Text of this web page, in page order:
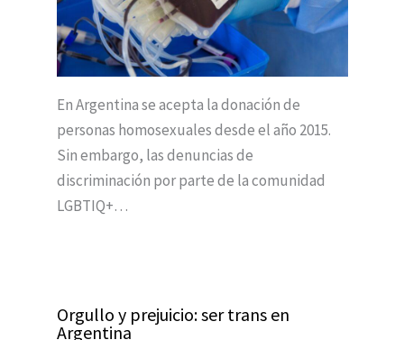
En Argentina se acepta la donación de
personas homosexuales desde el año 2015.
Sin embargo, las denuncias de
discriminación por parte de la comunidad
LGBTIQ+…
Orgullo y prejuicio: ser trans en
Argentina